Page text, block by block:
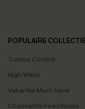
POPULAIRE
Tummy Control
High Waist
Vakantie Must-have
Charmante Feestlooks